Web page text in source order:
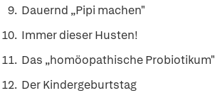
Dauernd „Pipi machen"
Immer dieser Husten!
Das „homöopathische Probiotikum"
Der Kindergeburtstag